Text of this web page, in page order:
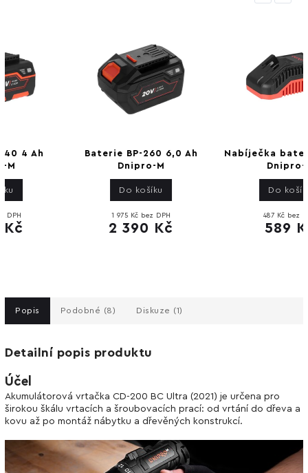
Popis Podobné (8) Diskuze (1)
Detailní popis produktu
Účel
Akumulátorová vrtačka CD-200 BC Ultra (2021) je určena pro
širokou škálu vrtacích a šroubovacích prací: od vrtání do dřeva a
kovu až po montáž nábytku a dřevěných konstrukcí.
Baterie BP-260 6,0 Ah
2 390 Kč
Nabíječka baterií FC-230